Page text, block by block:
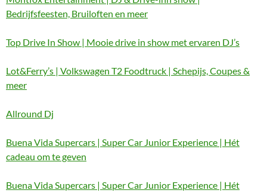
Bedrijfsfeesten, Bruiloften en meer
Top Drive In Show | Mooie drive in show met ervaren DJ’s
Lot&Ferry’s | Volkswagen T2 Foodtruck | Schepijs, Coupes &
meer
Allround Dj
Buena Vida Supercars | Super Car Junior Experience | Hét
cadeau om te geven
Buena Vida Supercars | Super Car Junior Experience | Hét